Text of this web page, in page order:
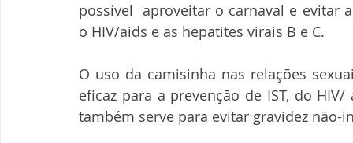
possível  aproveitar o carnaval e evitar
o HIV/aids e as hepatites virais B e C.
O uso da camisinha nas relações
eficaz para a prevenção de IST, do
também serve para evitar gravidez não-